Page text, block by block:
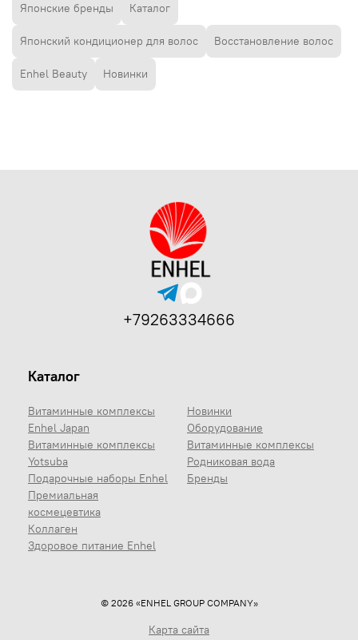
Японские бренды Каталог
Японский кондиционер для волос Восстановление волос
Enhel Beauty Новинки
Каталог
Витаминные комплексы
Enhel Japan
Витаминные комплексы
Yotsuba
Подарочные наборы Enhel
Премиальная
космецевтика
Коллаген
Здоровое питание Enhel
Новинки
Оборудование
Витаминные комплексы
Родниковая вода
Бренды
+79263334666
© 2026 «ENHEL GROUP COMPANY»
Карта сайта